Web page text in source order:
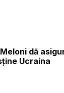
dă
Ucraina